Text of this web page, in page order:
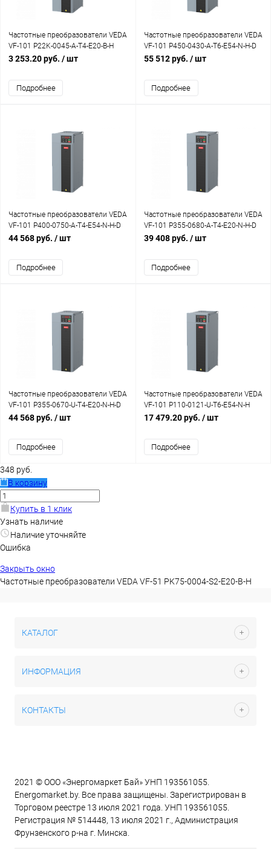
Частотные преобразователи VEDA
VF-101 P22K-0045-A-T4-E20-B-H
3 253.20 руб. / шт
Подробнее
Частотные преобразователи VEDA
VF-101 P450-0430-A-T6-E54-N-H-D
55 512 руб. / шт
Подробнее
Частотные преобразователи VEDA
VF-101 P400-0750-A-T4-E54-N-H-D
44 568 руб. / шт
Подробнее
Частотные преобразователи VEDA
VF-101 P355-0680-A-T4-E20-N-H-D
39 408 руб. / шт
Подробнее
Частотные преобразователи VEDA
VF-101 P355-0670-U-T4-E20-N-H-D
44 568 руб. / шт
Подробнее
Частотные преобразователи VEDA
VF-101 P110-0121-U-T6-E54-N-H
17 479.20 руб. / шт
Подробнее
348 руб.
В корзину
Купить в 1 клик
Узнать наличие
Наличие уточняйте
Ошибка
Закрыть окно
Частотные преобразователи VEDA VF-51 PK75-0004-S2-E20-B-H
КАТАЛОГ
ИНФОРМАЦИЯ
КОНТАКТЫ
2021 © ООО «Энергомаркет Бай» УНП 193561055.
Energomarket.by. Все права защищены. Зарегистрирован в
Торговом реестре 13 июля 2021 года. УНП 193561055.
Регистрация № 514448, 13 июля 2021 г., Администрация
Фрунзенского р-на г. Минска.